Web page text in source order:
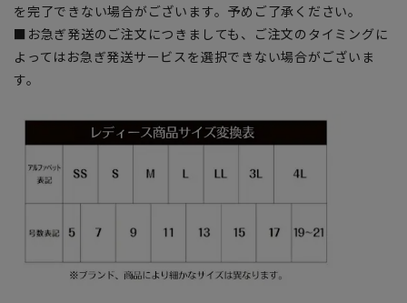
を完了できない場合がございます。予めご了承ください。
■お急ぎ発送のご注文につきましても、ご注文のタイミングに
よってはお急ぎ発送サービスを選択できない場合がございま
す。